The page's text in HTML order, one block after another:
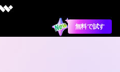
無料で試す